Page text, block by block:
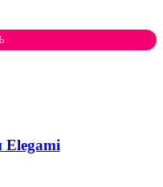
Elegami